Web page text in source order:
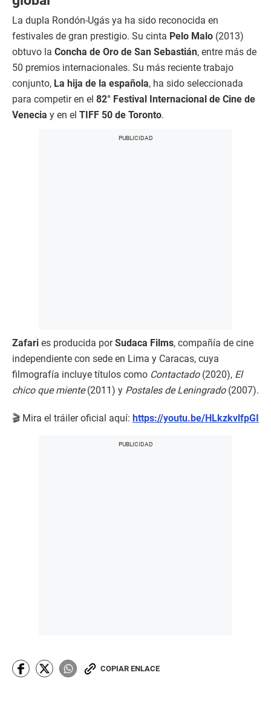
La dupla Rondón-Ugás ya ha sido reconocida en
festivales de gran prestigio. Su cinta Pelo Malo (2013)
obtuvo la Concha de Oro de San Sebastián, entre más de
50 premios internacionales. Su más reciente trabajo
conjunto, La hija de la española, ha sido seleccionada
para competir en el 82° Festival Internacional de Cine de
Venecia y en el TIFF 50 de Toronto.
Zafari es producida porSudaca Films, compañía de cine
independiente con sede en Lima y Caracas, cuya
filmografía incluye títulos como Contactado(2020), El
chico que miente(2011) y Postales de Leningrado(2007).
🎬 Mira el tráiler oficial aquí: https://youtu.be/HLkzkvlfpGI
COPIAR ENLACE